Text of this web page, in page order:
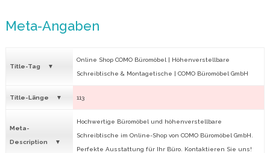
Meta-Angaben
Title-Tag
Online Shop COMO Büromöbel | Höhenverstellbare
Schreibtische & Montagetische | COMO Büromöbel GmbH
Title-Länge 113
Meta-
Description
Hochwertige Büromöbel und höhenverstellbare
Schreibtische im Online-Shop von COMO Büromöbel GmbH.
Perfekte Ausstattung für Ihr Büro. Kontaktieren Sie uns!